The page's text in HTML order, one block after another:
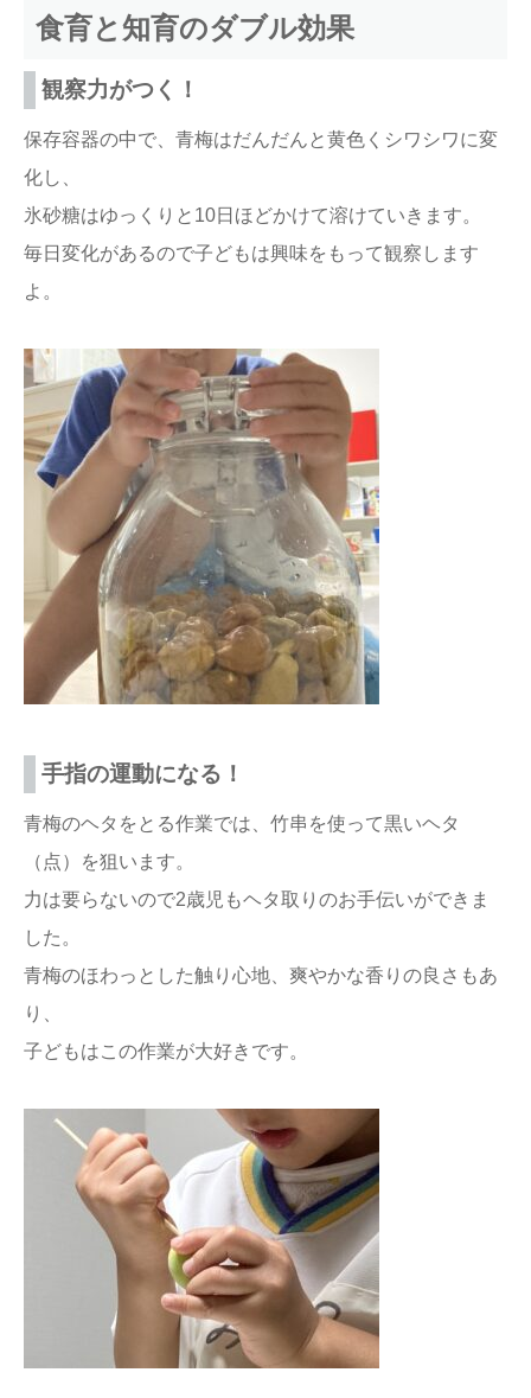
食育と知育のダブル効果
観察力がつく！
保存容器の中で、青梅はだんだんと黄色くシワシワに変
化し、
氷砂糖はゆっくりと10日ほどかけて溶けていきます。
毎日変化があるので子どもは興味をもって観察します
よ。
手指の運動になる！
青梅のヘタをとる作業では、竹串を使って黒いヘタ
（点）を狙います。
力は要らないので2歳児もヘタ取りのお手伝いができま
した。
青梅のほわっとした触り心地、爽やかな香りの良さもあ
り、
子どもはこの作業が大好きです。